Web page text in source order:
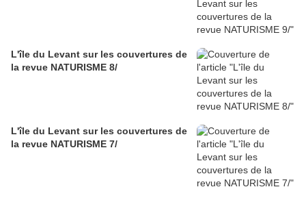
L'île du Levant sur les couvertures de
la revue NATURISME 8/
L'île du Levant sur les couvertures de
la revue NATURISME 7/